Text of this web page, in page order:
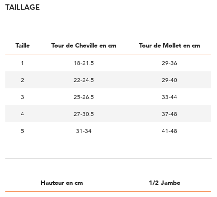
TAILLAGE
Taille Tour de Cheville en cm Tour de Mollet en cm
1 18-21.5
29-36
2
22-24.5
29-40
3
25-26.5
33-44
4
27-30.5
37-48
5
31-34 41-48
Hauteur en cm 1/2 Jambe